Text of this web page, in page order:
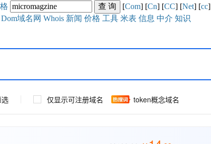
[Com] [Cn] [CC] [Net] [cc]
Dom域名网 Whois 新闻 价格 工具 米表 信息 中介 知识